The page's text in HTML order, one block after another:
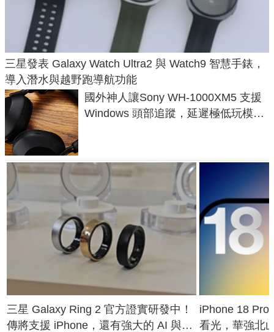
三星發表 Galaxy Watch Ultra2 與 Watch9 智慧手錶，
導入潛水與越野跑導航功能
國外神人讓Sony WH-1000XM5 支援
Windows 頭部追蹤，延遲極低玩模擬
三星 Galaxy Ring 2 官方證實研發中！
傳將支援 iPhone，還有強大的 AI 與智
iPhone 18 Pro
看光，華強北